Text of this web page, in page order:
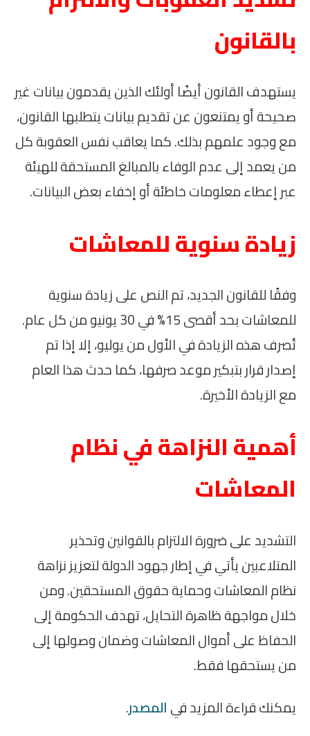
بالقانون
يستهدف القانون أيضًا أولئك الذين يقدمون بيانات غير
صحيحة أو يمتنعون عن تقديم بيانات يتطلبها القانون،
مع وجود علمهم بذلك. كما يعاقب نفس العقوبة كل
من يعمد إلى عدم الوفاء بالمبالغ المستحقة للهيئة
عبر إعطاء معلومات خاطئة أو إخفاء بعض البيانات.
زيادة سنوية للمعاشات
وفقًا للقانون الجديد، تم النص على زيادة سنوية
للمعاشات بحد أقصى 15% في 30 يونيو من كل عام.
تُصرف هذه الزيادة في الأول من يوليو، إلا إذا تم
إصدار قرار بتبكير موعد صرفها، كما حدث هذا العام
مع الزيادة الأخيرة.
أهمية النزاهة في نظام
المعاشات
التشديد على ضرورة الالتزام بالقوانين وتحذير
المتلاعبين يأتي في إطار جهود الدولة لتعزيز نزاهة
نظام المعاشات وحماية حقوق المستحقين. ومن
خلال مواجهة ظاهرة التحايل، تهدف الحكومة إلى
الحفاظ على أموال المعاشات وضمان وصولها إلى
من يستحقها فقط.
يمكنك قراءة المزيد فيالمصدر.